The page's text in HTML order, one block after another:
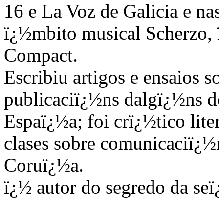
16 e La Voz de Galicia e
ï¿½mbito musical
Compact.
Escribiu artigos e ensaios
publicaciï¿½ns dalgï¿½ns
Espaï¿½a; foi crï¿½tico
clases sobre
Coruï¿½a.
ï¿½ autor do segredo da